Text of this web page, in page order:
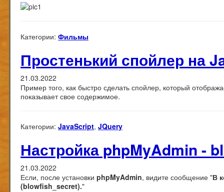
Категории: Фильмы
Простенький спойлер на
21.03.2022
Пример того, как быстро сделать спойлер, который
показывает свое содержимое.
Категории: JavaScript, JQuery
Настройка phpMyAdmin -
21.03.2022
Если, после установки phpMyAdmin, видите сообщение "В
(blowfish_secret)."